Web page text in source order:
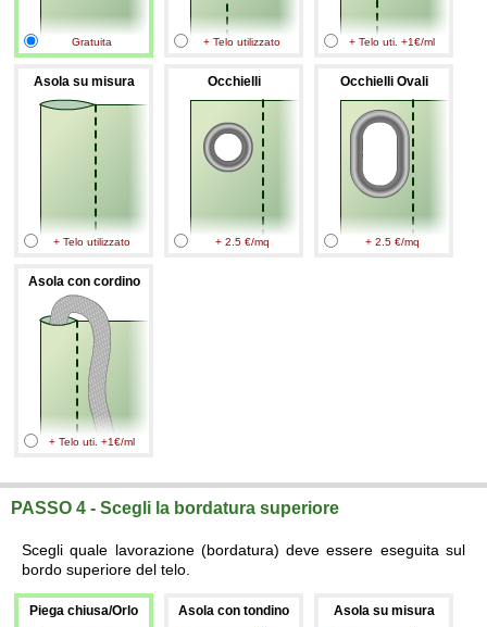
Gratuita + Telo utilizzato + Telo uti. +1€/ml
Asola su misura
+ Telo utilizzato
Occhielli
+ 2.5 €/mq
Occhielli Ovali
+ 2.5 €/mq
Asola con cordino
+ Telo uti. +1€/ml
PASSO 4 - Scegli la bordatura superiore
Scegli quale lavorazione (bordatura) deve essere eseguita sul
bordo superiore del telo.
Piega chiusa/Orlo Asola con tondino Asola su misura